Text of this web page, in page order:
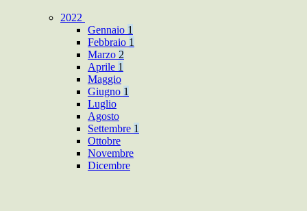
2022
Gennaio 1
Febbraio 1
Marzo 2
Aprile 1
Maggio
Giugno 1
Luglio
Agosto
Settembre 1
Ottobre
Novembre
Dicembre